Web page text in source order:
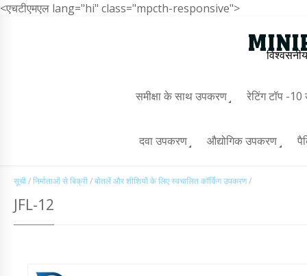
<एचटीएमएल lang="hi" class="mpcth-responsive">
समीक्षा के साथ उपकरण रेटिंग टॉप -
दवा उपकरण औद्योगिक उपकरण
सूची/निर्माताओं से बिक्री/बोतलें और शीशियों के लिए स्वचालित कॉर्किंग उपकरण/
JFL-12